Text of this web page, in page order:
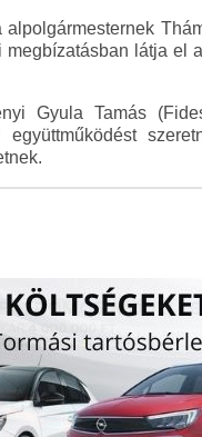
alpolgármesternek
látja el
Gyula Tamás